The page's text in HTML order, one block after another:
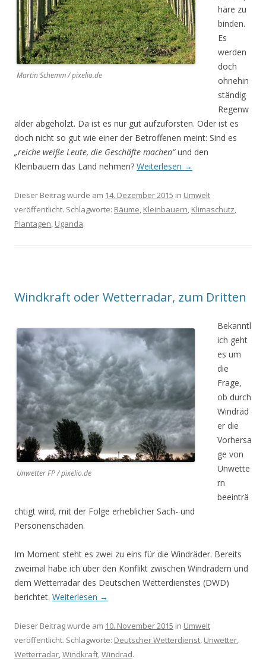
Martin Schemm / pixelio.de
häre zu
binden.
Es
werden
doch
ohnehin
ständig
Regenw
älder abgeholzt. Da ist es nur gut aufzuforsten. Oder ist es
doch nicht so gut wie einer der Betroffenen meint: Sind es
„reiche weiße Leute, die Geschäfte machen“und den
Kleinbauern das Land nehmen? Weiterlesen →
Dieser Beitrag wurde am 14. Dezember 2015 in Umwelt
veröffentlicht. Schlagworte: Bäume, Kleinbauern, Klimaschutz,
Plantagen, Uganda.
Windkraft oder Wetterradar, zum Dritten
Unwetter FP / pixelio.de
Bekanntl
ich geht
es um
die
Frage,
ob durch
Windräd
er die
Vorhersa
ge von
Unwette
rn
beeinträ
chtigt wird, mit der Folge erheblicher Sach- und
Personenschäden.
Im Moment steht es zwei zu eins für die Windräder. Bereits
zweimal habe ich über den Konflikt zwischen Windrädern und
dem Wetterradar des Deutschen Wetterdienstes (DWD)
berichtet. Weiterlesen →
Dieser Beitrag wurde am 10. November 2015 in Umwelt
veröffentlicht. Schlagworte: Deutscher Wetterdienst, Unwetter,
Wetterradar,Windkraft,Windrad.